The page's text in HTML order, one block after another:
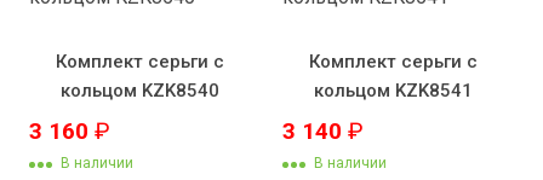
Комплект серьги с
кольцом KZK8540
3 160 ₽
В наличии
Комплект серьги с
кольцом KZK8541
3 140 ₽
В наличии